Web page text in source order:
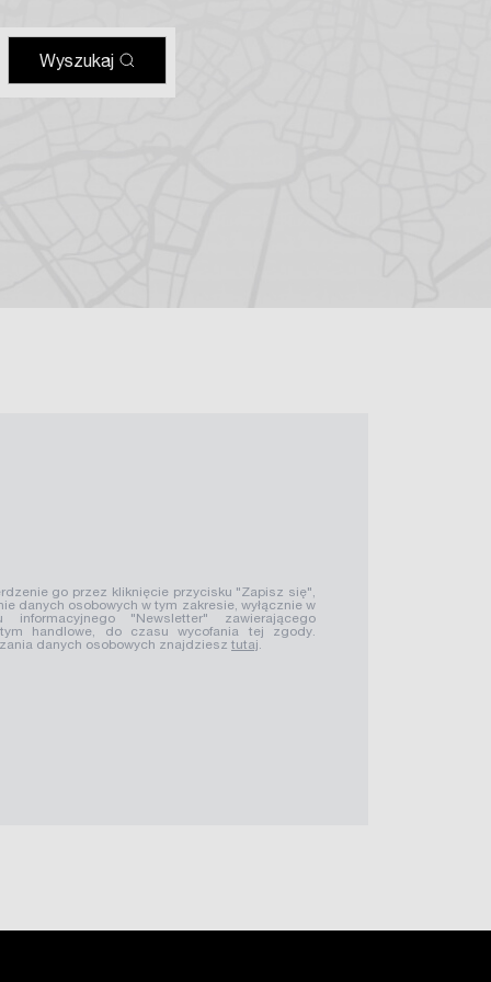
Wyszukaj
go przez kliknięcie przycisku "Zapisz się",
danych osobowych w tym zakresie, wyłącznie w
"Newsletter" zawierającego
handlowe, do czasu wycofania tej zgody.
danych osobowych znajdziesz tutaj.